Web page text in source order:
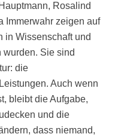
Rosalind
Immerwahr zeigen auf
in Wissenschaft und
wurden. Sie sind
die
Auch wenn
bleibt die Aufgabe,
und die
dass niemand,